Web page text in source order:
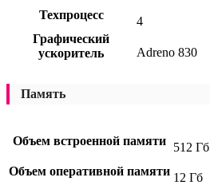
Техпроцесс
4
Графический
ускоритель
Adreno 830
Память
Объем встроенной памяти 512 Гб
Объем оперативной памяти 12 Гб